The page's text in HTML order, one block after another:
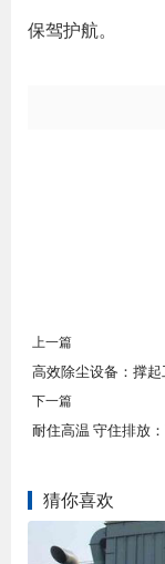
保驾护航。
上一篇
高效除尘设备：撑
下一篇
耐住高温 守住排放
猜你喜欢